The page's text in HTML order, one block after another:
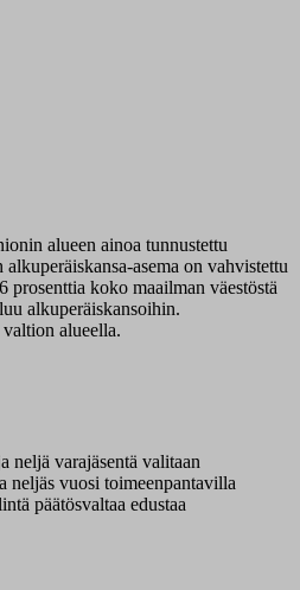
alueen ainoa tunnustettu
alkuperäiskansa-asema on vahvistettu
prosenttia koko maailman väestöstä
alkuperäiskansoihin.
alueella.
neljä varajäsentä valitaan
neljäs vuosi toimeenpantavilla
päätösvaltaa edustaa